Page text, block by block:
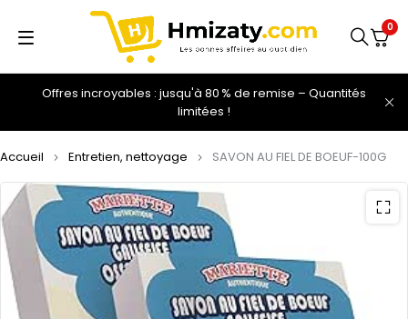
Offres incroyables : jusqu'à 80 % de remise – Quantités
limitées !
0
Accueil Entretien, nettoyage SAVON AU FIEL DE BOEUF-100G